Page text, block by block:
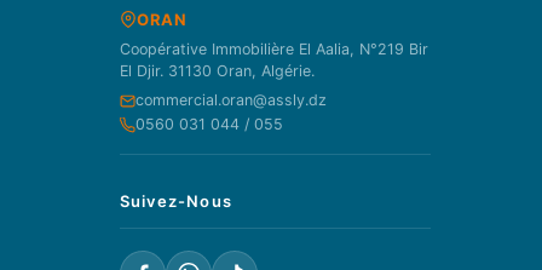
ORAN
Coopérative Immobilière El Aalia, N°219 Bir
El Djir. 31130 Oran, Algérie.
commercial.oran@assly.dz
0560 031 044 / 055
Suivez-Nous